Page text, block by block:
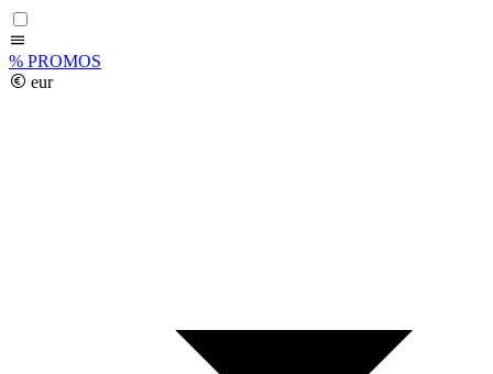
% PROMOS
eur